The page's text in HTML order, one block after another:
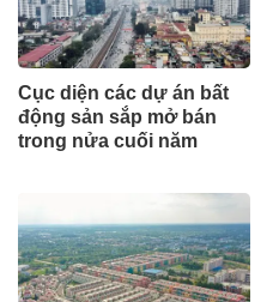
Cục diện các dự án bất
động sản sắp mở bán
trong nửa cuối năm